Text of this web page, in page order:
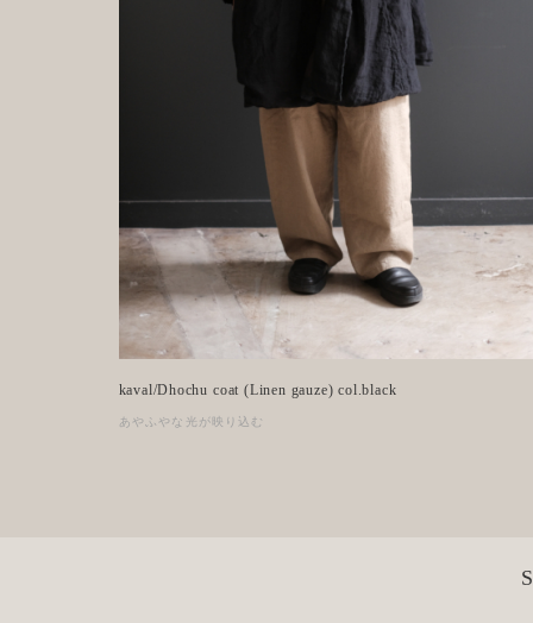
kaval/Dhochu coat (Linen gauze) col.black
あやふやな光が映り込む